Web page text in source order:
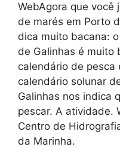
WebAgora que você
de marés em Porto
dica muito bacana:
de Galinhas é muito
calendário de pesca
calendário solunar
Galinhas nos indica
pescar. A atividade.
Centro de
da Marinha.